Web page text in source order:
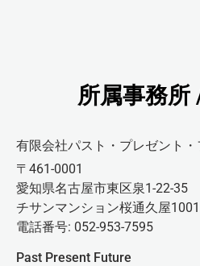
所属事務所
有限会社パスト・プレゼント
〒461-0001
愛知県名古屋市東区泉1-22-35
チサンマンション桜通久屋1001
電話番号: 052-953-7595
Past Present Future